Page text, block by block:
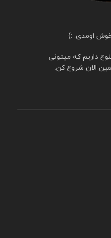
خوش اومدی. :)
داریم که میتونی
الان شروع کن.